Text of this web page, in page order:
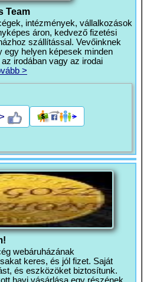
Team
intézmények, vállalkozások
áron, kedvező fizetési
szállítással. Vevőinknek
egy helyen képesek minden
irodában vagy az irodai
>
webáruházának
keres, és jól fizet. Saját
és eszközöket biztosítunk.